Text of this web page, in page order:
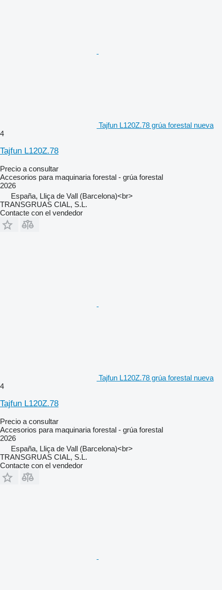
Tajfun L120Z.78 grúa forestal nueva
4
Tajfun L120Z.78
Precio a consultar
Accesorios para maquinaria forestal - grúa forestal
2026
España, Lliça de Vall (Barcelona)<br>
TRANSGRUAS CIAL, S.L.
Contacte con el vendedor
Tajfun L120Z.78 grúa forestal nueva
4
Tajfun L120Z.78
Precio a consultar
Accesorios para maquinaria forestal - grúa forestal
2026
España, Lliça de Vall (Barcelona)<br>
TRANSGRUAS CIAL, S.L.
Contacte con el vendedor